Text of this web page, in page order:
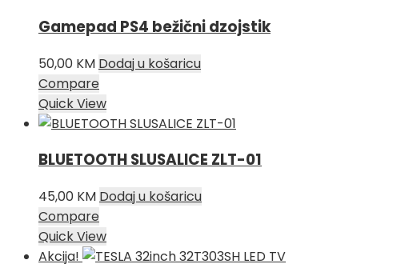
Gamepad PS4 bežični dzojstik
50,00 KM Dodaj u košaricu
Compare
Quick View
BLUETOOTH SLUSALICE ZLT-01
45,00 KM Dodaj u košaricu
Compare
Quick View
Akcija!